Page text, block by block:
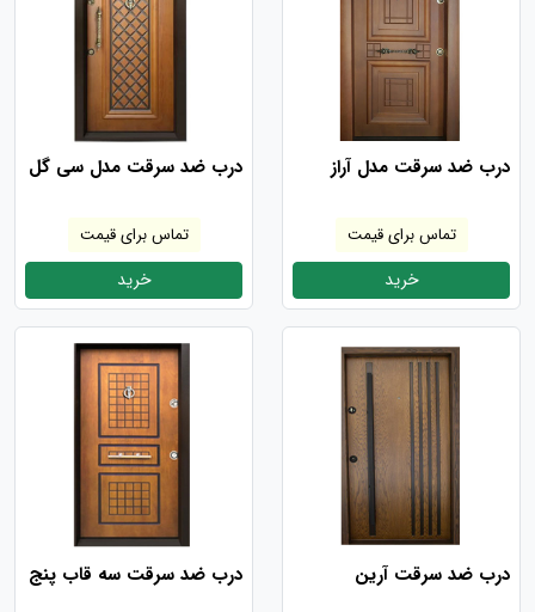
درب ضد سرقت مدل آراز
تماس برای قیمت
خرید
درب ضد سرقت مدل سی گل
تماس برای قیمت
خرید
درب ضد سرقت آرین درب ضد سرقت سه قاب پنج